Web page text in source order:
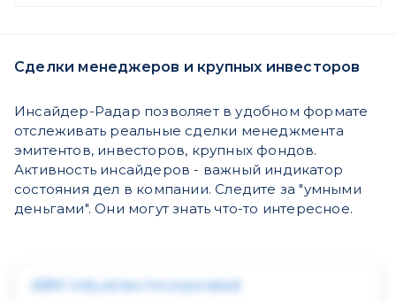
Сделки менеджеров и крупных инвесторов
Инсайдер-Радар позволяет в удобном формате
отслеживать реальные сделки менеджмента
эмитентов, инвесторов, крупных фондов.
Активность инсайдеров - важный индикатор
состояния дел в компании. Следите за "умными
деньгами". Они могут знать что-то интересное.
ABM Industries Incorporated